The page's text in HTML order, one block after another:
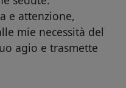
e attenzione,
mie necessità del
agio e trasmette